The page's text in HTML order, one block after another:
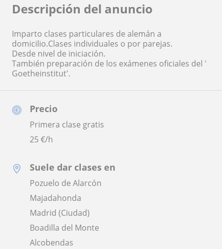
Precio
Primera clase gratis
25€/h
Suele dar clases en
Pozuelo de Alarcón
Majadahonda
Madrid (Ciudad)
Boadilla del Monte
Alcobendas
Descripción del anuncio
Imparto clases particulares de alemán a
domicilio.Clases individuales o por parejas.
Desde nivel de iniciación.
También preparación de los exámenes oficiales del '
Goetheinstitut'.